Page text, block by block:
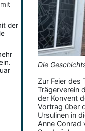
der
Die
Zur Feier des
Trägerverein
der Konvent
Vortrag über
Ursulinen in
Anne Conrad